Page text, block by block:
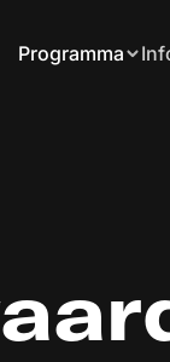
Programma